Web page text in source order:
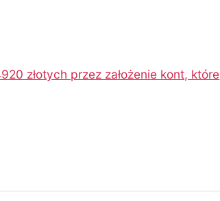
złotych przez założenie kont, które